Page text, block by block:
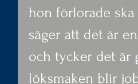
hon förlorade
säger att det är
och tycker det är
löksmaken blir